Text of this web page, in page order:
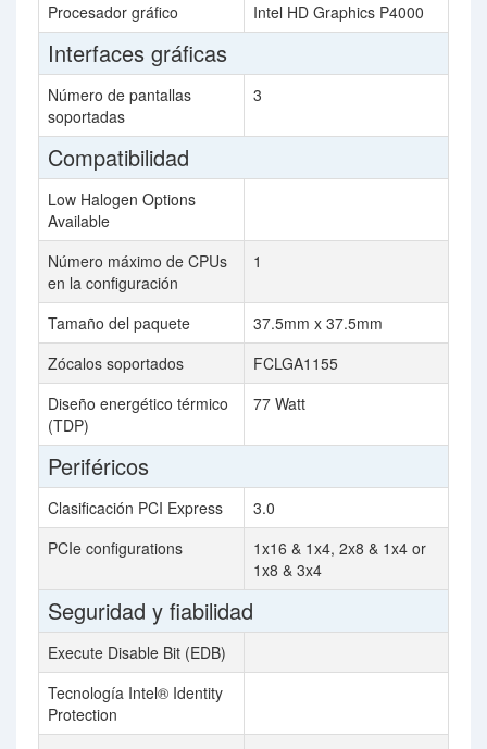
Procesador gráfico
Intel HD Graphics P4000
Interfaces gráficas
Número de pantallas
soportadas
3
Compatibilidad
Low Halogen Options
Available
Número máximo de CPUs
en la configuración
1
Tamaño del paquete
37.5mm x 37.5mm
Zócalos soportados
FCLGA1155
Diseño energético térmico
(TDP)
77 Watt
Periféricos
Clasificación PCI Express
3.0
PCIe configurations
1x16 & 1x4, 2x8 & 1x4 or
1x8 & 3x4
Seguridad y fiabilidad
Execute Disable Bit (EDB)
Tecnología Intel® Identity
Protection